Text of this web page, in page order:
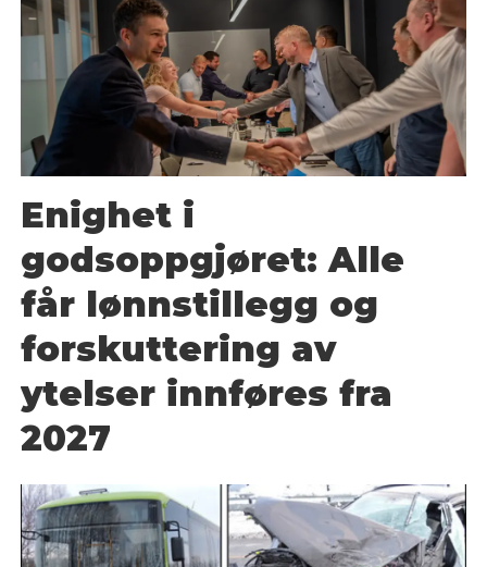
Enighet i
godsoppgjøret: Alle
får lønnstillegg og
forskuttering av
ytelser innføres fra
2027